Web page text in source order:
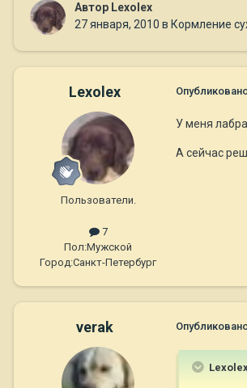
Автор Lexolex
27 января, 2010 в Кормление
Lexolex
Пользователи.
7
Пол:Мужской
Город:Санкт-Петербург
У меня
А сейчас
verak